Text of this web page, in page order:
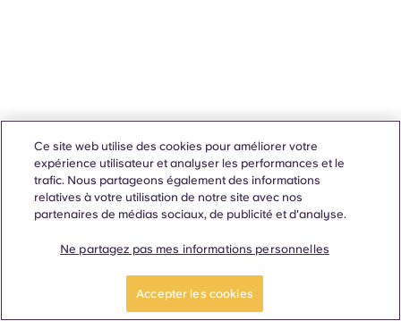
Ce site web utilise des cookies pour améliorer votre
expérience utilisateur et analyser les performances et le
trafic. Nous partageons également des informations
relatives à votre utilisation de notre site avec nos
partenaires de médias sociaux, de publicité et d'analyse.
Ne partagez pas mes informations personnelles
Accepter les cookies